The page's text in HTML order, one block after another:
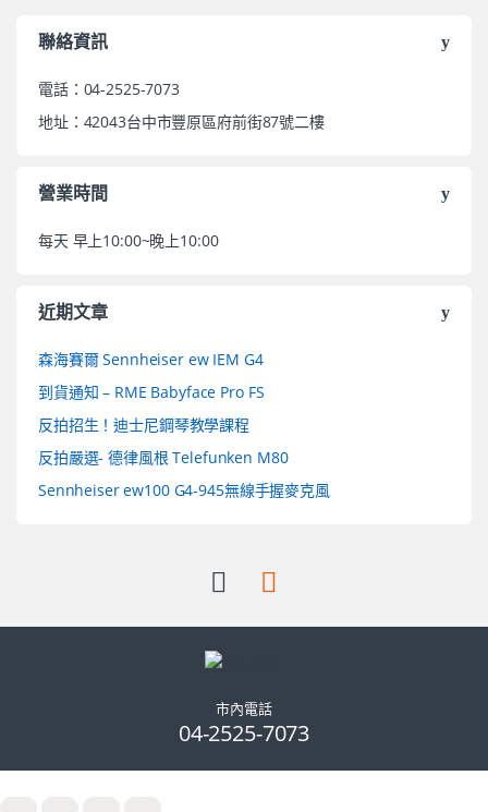
聯絡資訊
電話：04-2525-7073
地址：42043台中市豐原區府前街87號二樓
營業時間
每天 早上10:00~晚上10:00
近期文章
森海賽爾 Sennheiser ew IEM G4
到貨通知 – RME Babyface Pro FS
反拍招生！迪士尼鋼琴教學課程
反拍嚴選- 德律風根 Telefunken M80
Sennheiser ew100 G4-945無線手握麥克風
市內電話
04-2525-7073